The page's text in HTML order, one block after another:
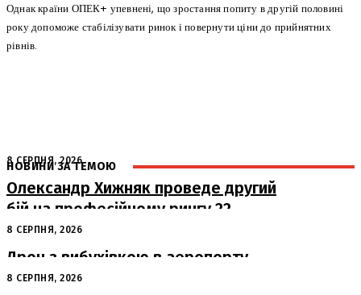
Однак країни ОПЕК+ упевнені, що зростання попиту в другій половині
року допоможе стабілізувати ринок і повернути ціни до прийнятних
рівнів.
НОВИНИ ЗА ТЕМОЮ
8 СЕРПНЯ, 2026
Олександр Хижняк проведе другий
бій на професійному рингу 22
серпня у Львові
8 СЕРПНЯ, 2026
Дрон з вибухівкою в аеропорту
Лейпцига: США підозрюють Росію
8 СЕРПНЯ, 2026